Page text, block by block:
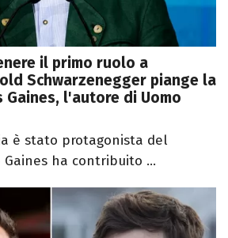
il primo ruolo a
Schwarzenegger piange la
Gaines, l'autore di Uomo
è stato protagonista del
ha contribuito ...